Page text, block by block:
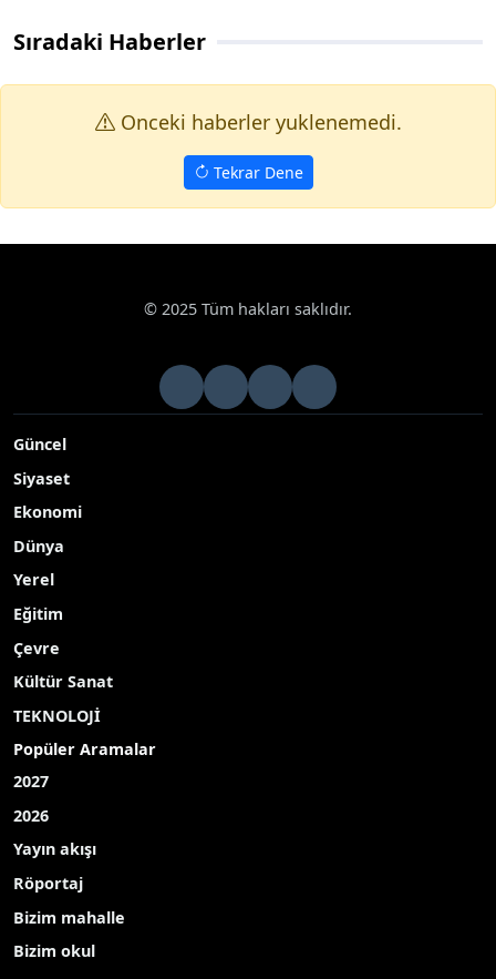
Sıradaki Haberler
Onceki haberler yuklenemedi.
Tekrar Dene
© 2025 Tüm hakları saklıdır.
Güncel
Siyaset
Ekonomi
Dünya
Yerel
Eğitim
Çevre
Kültür Sanat
TEKNOLOJİ
Popüler Aramalar
2027
2026
Yayın akışı
Röportaj
Bizim mahalle
Bizim okul